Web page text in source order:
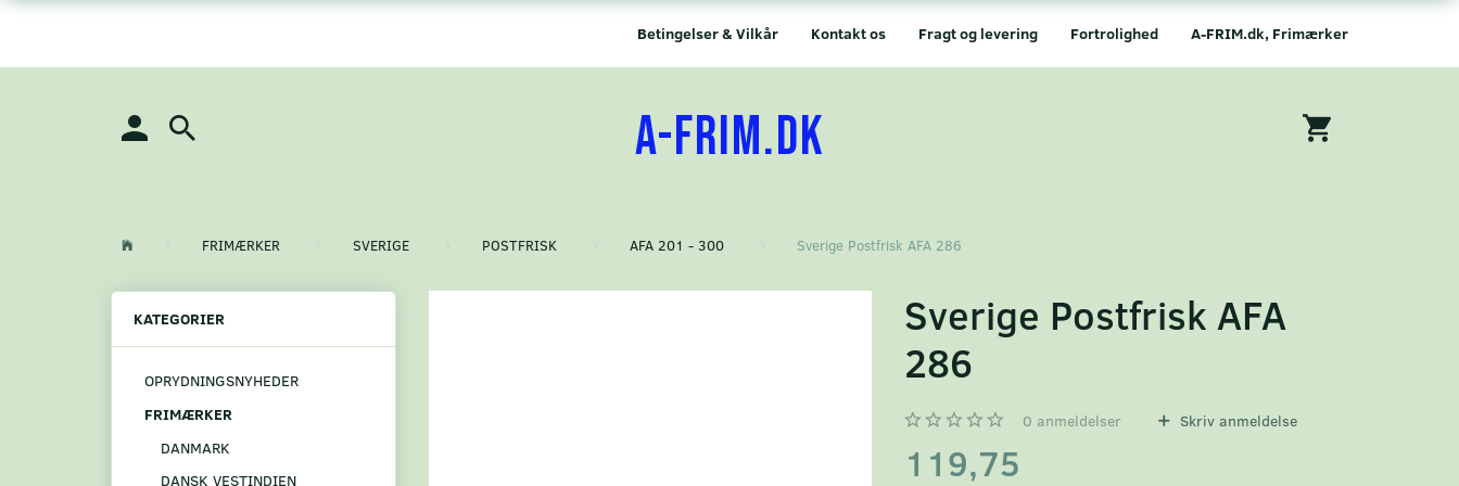
A-FRIM.dk, Frimærker
Fortrolighed
Fragt og levering
Kontakt os
Betingelser & Vilkår
A-FRIM.DK
FRIMÆRKER SVERIGE POSTFRISK AFA 201 - 300 Sverige Postfrisk AFA 286
KATEGORIER
OPRYDNINGSNYHEDER
FRIMÆRKER
DANMARK
DANSK VESTINDIEN
Sverige Postfrisk AFA
286
0 anmeldelser Skriv anmeldelse
119,75